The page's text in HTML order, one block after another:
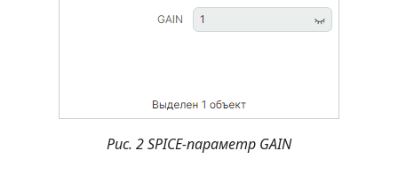
Рис. 2 SPICE-параметр GAIN